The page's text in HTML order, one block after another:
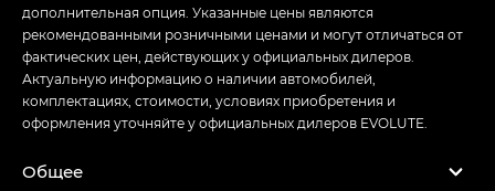
дополнительная опция. Указанные цены являются
рекомендованными розничными ценами и могут отличаться от
фактических цен, действующих у официальных дилеров.
Актуальную информацию о наличии автомобилей,
комплектациях, стоимости, условиях приобретения и
оформления уточняйте у официальных дилеров EVOLUTE.
Общее